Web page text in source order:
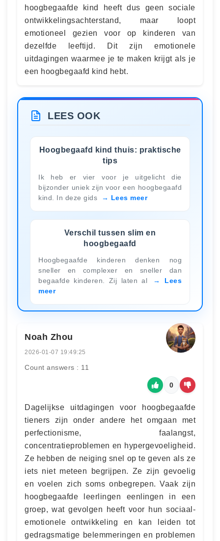
hoogbegaafde kind heeft dus geen sociale
ontwikkelingsachterstand, maar loopt
emotioneel gezien voor op kinderen van
dezelfde leeftijd. Dit zijn emotionele
uitdagingen waarmee je te maken krijgt als je
een hoogbegaafd kind hebt.
LEES OOK
Hoogbegaafd kind thuis: praktische
tips
Ik heb er vier voor je uitgelicht die
bijzonder uniek zijn voor een hoogbegaafd
kind. In deze gids
Lees meer
Verschil tussen slim en
hoogbegaafd
Hoogbegaafde kinderen denken nog
sneller en complexer en sneller dan
begaafde kinderen. Zij laten al
Lees
meer
Noah Zhou
2026-01-07 19:49:25
Count answers : 11
0
Dagelijkse uitdagingen voor hoogbegaafde
tieners zijn onder andere het omgaan met
perfectionisme, faalangst,
concentratieproblemen en hypergevoeligheid.
Ze hebben de neiging snel op te geven als ze
iets niet meteen begrijpen. Ze zijn gevoelig
en voelen zich soms onbegrepen. Vaak zijn
hoogbegaafde leerlingen eenlingen in een
groep, wat gevolgen heeft voor hun sociaal-
emotionele ontwikkeling en kan leiden tot
gedragsmatige belemmeringen en problemen